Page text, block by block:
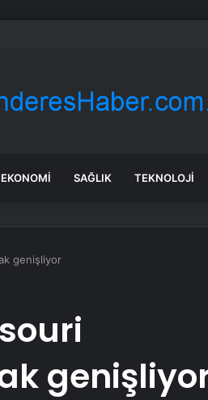
uçuşunda tarihi rekor: 24 saatten
EKONOMI SAĞLIK TEKNOLOJI
genişliyor